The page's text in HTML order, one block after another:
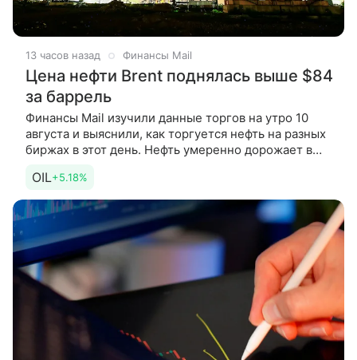
13 часов назад Финансы Mail
Цена нефти Brent поднялась выше $84
за баррель
Финансы Mail изучили данные торгов на утро 10
августа и выяснили, как торгуется нефть на разных
биржах в этот день. Нефть умеренно дорожает в
неопределенности
OIL+5.18%